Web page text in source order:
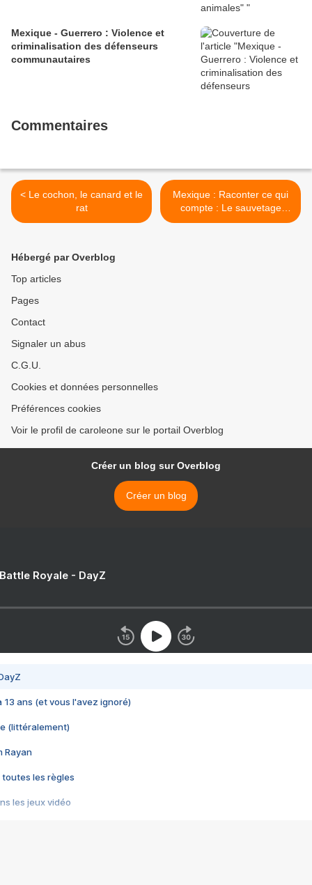
Mexique - Guerrero : Violence et
criminalisation des défenseurs
communautaires
Commentaires
< Le cochon, le canard et le
rat
Mexique : Raconter ce qui
compte : Le sauvetage
d'autres façons de naître
Hébergé par Overblog
Top articles
Pages
Contact
Signaler un abus
C.G.U.
Cookies et données personnelles
Préférences cookies
Voir le profil de caroleone sur le portail Overblog
Créer un blog sur Overblog
Créer un blog
Royale - DayZ
13 ans (et vous l'avez ignoré)
(littéralement)
Rayan
toutes les règles
les jeux vidéo